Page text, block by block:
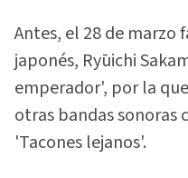
Antes, el 28 de
japonés, Ryūichi
emperador', por la
otras bandas sonoras
'Tacones lejanos'.